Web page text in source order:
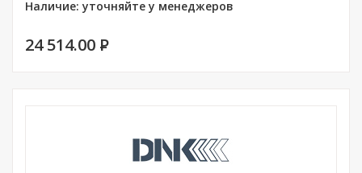
Наличие: уточняйте у менеджеров
24 514.00 P